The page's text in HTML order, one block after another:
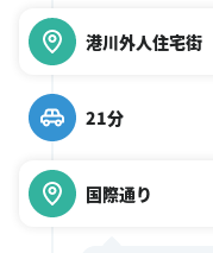
港川外人住宅街
21分
国際通り